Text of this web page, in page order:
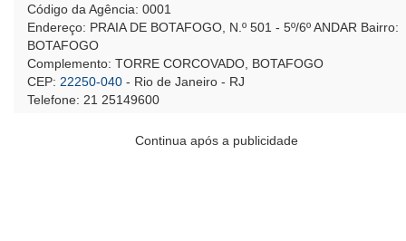
Código da Agência: 0001
Endereço: PRAIA DE BOTAFOGO, N.º 501 - 5º/6º ANDAR Bairro:
BOTAFOGO
Complemento: TORRE CORCOVADO, BOTAFOGO
CEP: 22250-040 - Rio de Janeiro - RJ
Telefone: 21 25149600
Continua após a publicidade